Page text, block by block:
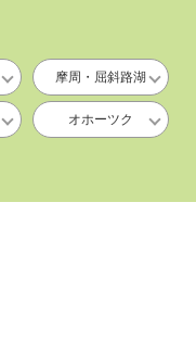
摩周・屈斜路湖
オホーツク